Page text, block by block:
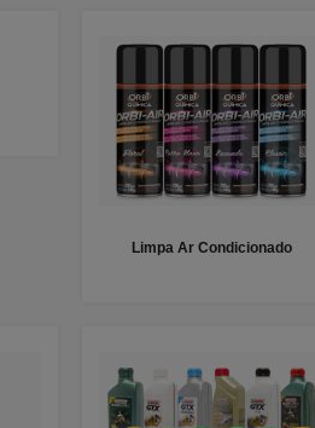
Limpa Ar Condicionado